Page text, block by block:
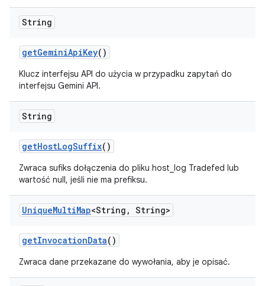
String
getGeminiApiKey()
Klucz interfejsu API do użycia w przypadku zapytań do
interfejsu Gemini API.
String
getHostLogSuffix()
Zwraca sufiks dołączenia do pliku host_log Tradefed lub
wartość null, jeśli nie ma prefiksu.
UniqueMultiMap<String , String>
getInvocationData()
Zwraca dane przekazane do wywołania, aby je opisać.